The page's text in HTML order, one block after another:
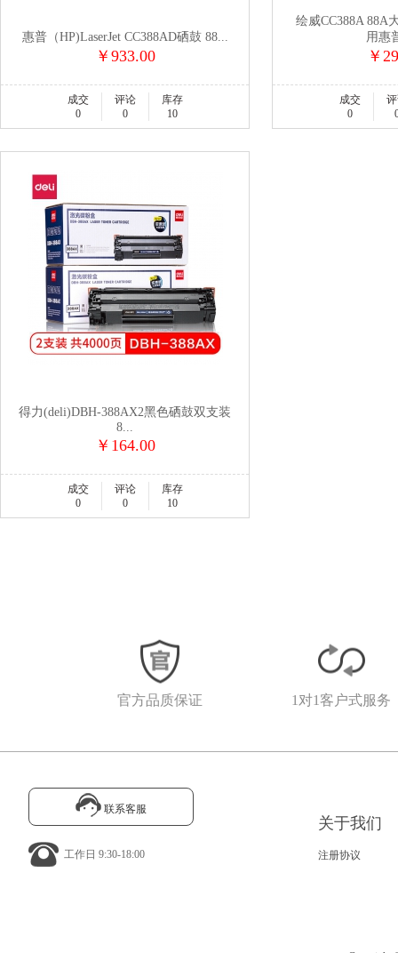
惠普（HP)LaserJet CC388AD硒鼓 88...
￥933.00
成交
0
评论
0
库存
10
绘威CC388A 88A
用惠
￥
成交
0
得力(deli)DBH-388AX2黑色硒鼓双支装
8...
￥164.00
成交
0
评论
0
库存
10
官方品质保证 1对1客户式服务
联系客服
工作日 9:30-18:00
关于我们
注册协议